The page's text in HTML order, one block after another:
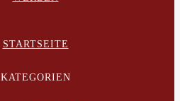
STARTSEITE
KATEGORIEN